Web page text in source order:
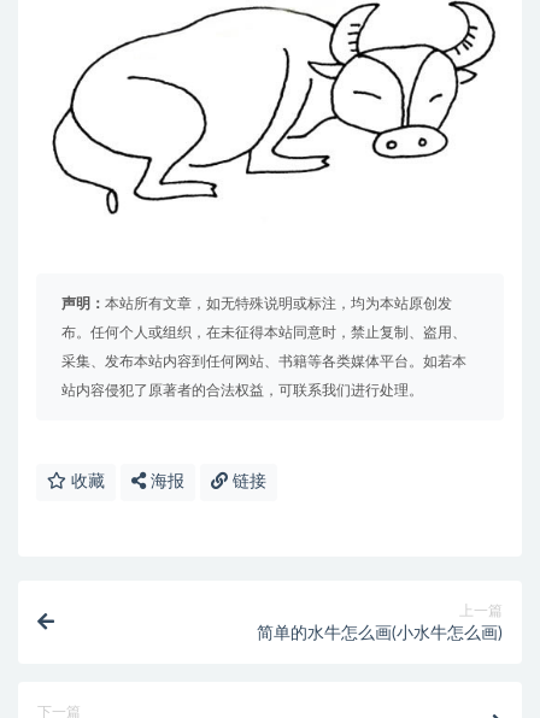
声明： 本站所有文章，如无特殊说明或标注，均为本站原创发
布。任何个人或组织，在未征得本站同意时，禁止复制、盗用、
采集、发布本站内容到任何网站、书籍等各类媒体平台。如若本
站内容侵犯了原著者的合法权益，可联系我们进行处理。
收藏 海报 链接
上一篇
简单的水牛怎么画(小水牛怎么画)
下一篇